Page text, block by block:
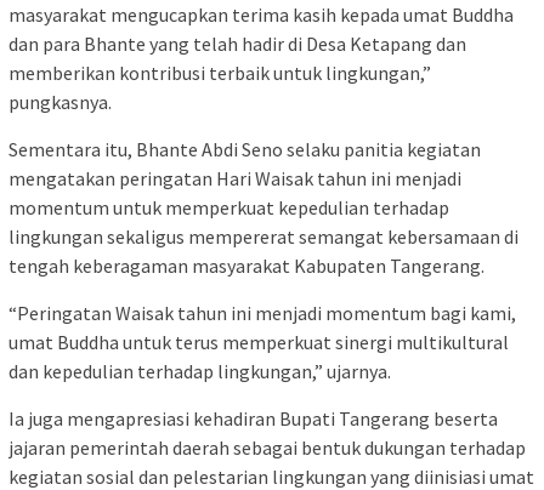
masyarakat mengucapkan terima kasih kepada umat Buddha
dan para Bhante yang telah hadir di Desa Ketapang dan
memberikan kontribusi terbaik untuk lingkungan,”
pungkasnya.
Sementara itu, Bhante Abdi Seno selaku panitia kegiatan
mengatakan peringatan Hari Waisak tahun ini menjadi
momentum untuk memperkuat kepedulian terhadap
lingkungan sekaligus mempererat semangat kebersamaan di
tengah keberagaman masyarakat Kabupaten Tangerang.
“Peringatan Waisak tahun ini menjadi momentum bagi kami,
umat Buddha untuk terus memperkuat sinergi multikultural
dan kepedulian terhadap lingkungan,” ujarnya.
Ia juga mengapresiasi kehadiran Bupati Tangerang beserta
jajaran pemerintah daerah sebagai bentuk dukungan terhadap
kegiatan sosial dan pelestarian lingkungan yang diinisiasi umat